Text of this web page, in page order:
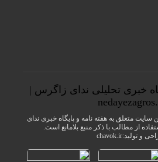
متعلق به هفته نامه و پایگاه خبری ندای
از مطالب با ذکر منبع بلامانع است.
و تولید:chavok.ir